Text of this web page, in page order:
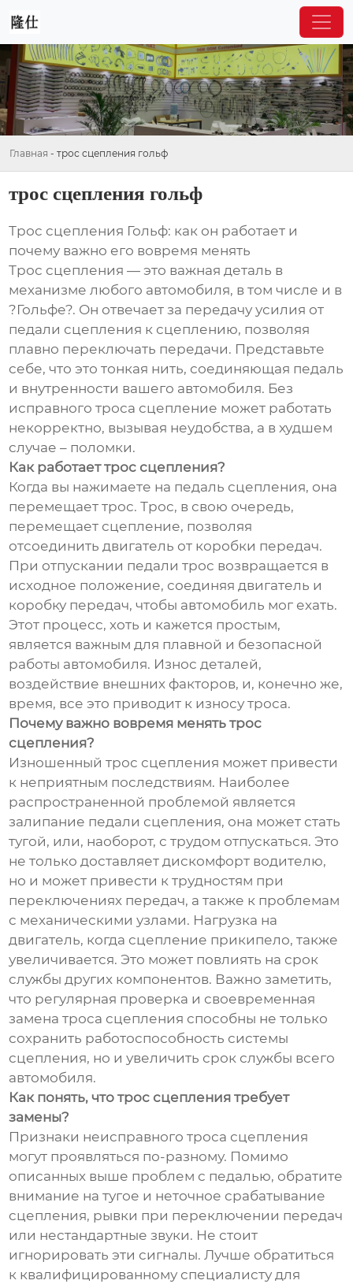
Главная - трос сцепления гольф
трос сцепления гольф
Трос сцепления Гольф: как он работает и
почему важно его вовремя менять
Трос сцепления — это важная деталь в
механизме любого автомобиля, в том числе и в
?Гольфе?. Он отвечает за передачу усилия от
педали сцепления к сцеплению, позволяя
плавно переключать передачи. Представьте
себе, что это тонкая нить, соединяющая педаль
и внутренности вашего автомобиля. Без
исправного троса сцепление может работать
некорректно, вызывая неудобства, а в худшем
случае – поломки.
Как работает трос сцепления?
Когда вы нажимаете на педаль сцепления, она
перемещает трос. Трос, в свою очередь,
перемещает сцепление, позволяя
отсоединить двигатель от коробки передач.
При отпускании педали трос возвращается в
исходное положение, соединяя двигатель и
коробку передач, чтобы автомобиль мог ехать.
Этот процесс, хоть и кажется простым,
является важным для плавной и безопасной
работы автомобиля. Износ деталей,
воздействие внешних факторов, и, конечно же,
время, все это приводит к износу троса.
Почему важно вовремя менять трос
сцепления?
Изношенный трос сцепления может привести
к неприятным последствиям. Наиболее
распространенной проблемой является
залипание педали сцепления, она может стать
тугой, или, наоборот, с трудом отпускаться. Это
не только доставляет дискомфорт водителю,
но и может привести к трудностям при
переключениях передач, а также к проблемам
с механическими узлами. Нагрузка на
двигатель, когда сцепление прикипело, также
увеличивается. Это может повлиять на срок
службы других компонентов. Важно заметить,
что регулярная проверка и своевременная
замена троса сцепления способны не только
сохранить работоспособность системы
сцепления, но и увеличить срок службы всего
автомобиля.
Как понять, что трос сцепления требует
замены?
Признаки неисправного троса сцепления
могут проявляться по-разному. Помимо
описанных выше проблем с педалью, обратите
внимание на тугое и неточное срабатывание
сцепления, рывки при переключении передач
или нестандартные звуки. Не стоит
игнорировать эти сигналы. Лучше обратиться
к квалифицированному специалисту для